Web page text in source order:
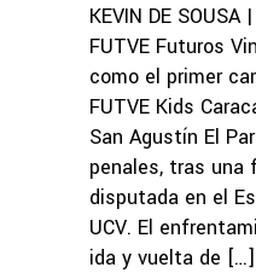
KEVIN DE
FUTVE Futuros
como el primer
FUTVE Kids
San Agustín El
penales, tras una
disputada en el
UCV. El
ida y vuelta de […]